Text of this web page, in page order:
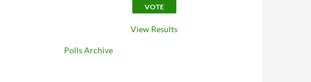
View Results
Polls Archive